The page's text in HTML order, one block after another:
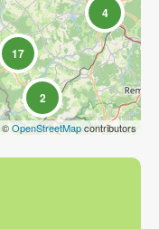
17
2
4
©OpenStreetMapcontributors